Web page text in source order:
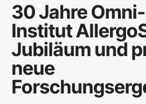
30 Jahre
Institut
Jubiläum und
neue